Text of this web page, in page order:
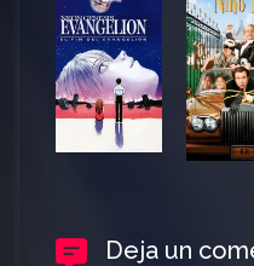
Deja un